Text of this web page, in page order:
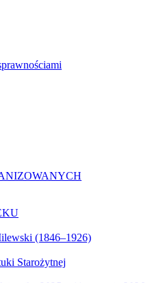
(1846–1926)
Starożytnej